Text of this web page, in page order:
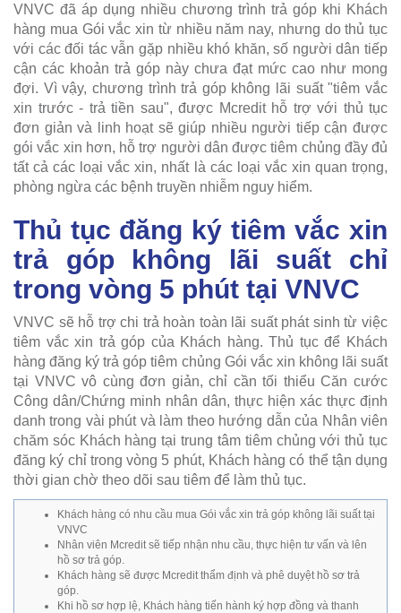
VNVC đã áp dụng nhiều chương trình trả góp khi Khách
hàng mua Gói vắc xin từ nhiều năm nay, nhưng do thủ tục
với các đối tác vẫn gặp nhiều khó khăn, số người dân tiếp
cận các khoản trả góp này chưa đạt mức cao như mong
đợi. Vì vậy, chương trình trả góp không lãi suất "tiêm vắc
xin trước - trả tiền sau", được Mcredit hỗ trợ với thủ tục
đơn giản và linh hoạt sẽ giúp nhiều người tiếp cận được
gói vắc xin hơn, hỗ trợ người dân được tiêm chủng đầy đủ
tất cả các loại vắc xin, nhất là các loại vắc xin quan trọng,
phòng ngừa các bệnh truyền nhiễm nguy hiểm.
Thủ tục đăng ký tiêm vắc xin
trả góp không lãi suất chỉ
trong vòng 5 phút tại VNVC
VNVC sẽ hỗ trợ chi trả hoàn toàn lãi suất phát sinh từ việc
tiêm vắc xin trả góp của Khách hàng. Thủ tục để Khách
hàng đăng ký trả góp tiêm chủng Gói vắc xin không lãi suất
tại VNVC vô cùng đơn giản, chỉ cần tối thiểu Căn cước
Công dân/Chứng minh nhân dân, thực hiện xác thực định
danh trong vài phút và làm theo hướng dẫn của Nhân viên
chăm sóc Khách hàng tại trung tâm tiêm chủng với thủ tục
đăng ký chỉ trong vòng 5 phút, Khách hàng có thể tận dụng
thời gian chờ theo dõi sau tiêm để làm thủ tục.
Khách hàng có nhu cầu mua Gói vắc xin trả góp không lãi suất tại
VNVC
Nhân viên Mcredit sẽ tiếp nhận nhu cầu, thực hiện tư vấn và lên
hồ sơ trả góp.
Khách hàng sẽ được Mcredit thẩm định và phê duyệt hồ sơ trả
góp.
Khi hồ sơ hợp lệ, Khách hàng tiến hành ký hợp đồng và thanh